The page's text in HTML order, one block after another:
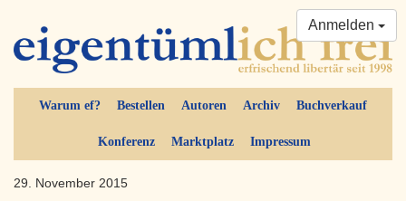
Warum ef? Bestellen Autoren Archiv Buchverkauf
Konferenz Marktplatz Impressum
Anmelden
29. November 2015